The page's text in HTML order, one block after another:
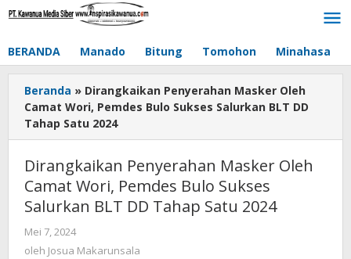
Lewati
BERANDA Manado Bitung Tomohon Minahasa
Beranda » Dirangkaikan Penyerahan Masker Oleh
Camat Wori, Pemdes Bulo Sukses Salurkan BLT DD
Tahap Satu 2024
Dirangkaikan Penyerahan Masker Oleh
Camat Wori, Pemdes Bulo Sukses
Salurkan BLT DD Tahap Satu 2024
Mei 7, 2024
Josua
oleh Josua Makarunsala